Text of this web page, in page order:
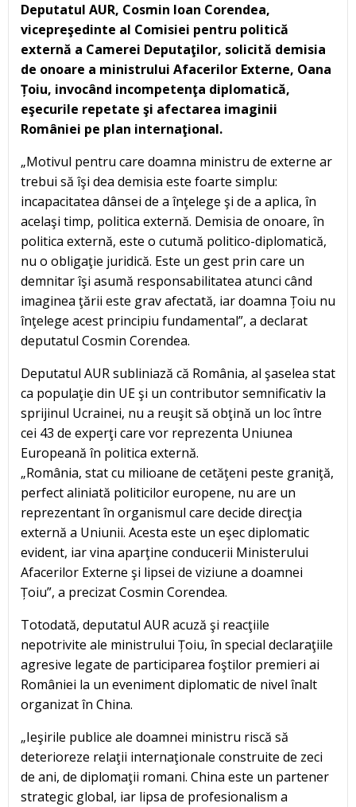
Deputatul AUR, Cosmin Ioan Corendea,
vicepreşedinte al Comisiei pentru politică
externă a Camerei Deputaţilor, solicită demisia
de onoare a ministrului Afacerilor Externe, Oana
Țoiu, invocând incompetenţa diplomatică,
eşecurile repetate şi afectarea imaginii
României pe plan internaţional.
„Motivul pentru care doamna ministru de externe ar
trebui să îşi dea demisia este foarte simplu:
incapacitatea dânsei de a înţelege şi de a aplica, în
acelaşi timp, politica externă. Demisia de onoare, în
politica externă, este o cutumă politico-diplomatică,
nu o obligaţie juridică. Este un gest prin care un
demnitar îşi asumă responsabilitatea atunci când
imaginea ţării este grav afectată, iar doamna Țoiu nu
înţelege acest principiu fundamental”, a declarat
deputatul Cosmin Corendea.
Deputatul AUR subliniază că România, al şaselea stat
ca populaţie din UE şi un contributor semnificativ la
sprijinul Ucrainei, nu a reuşit să obţină un loc între
cei 43 de experţi care vor reprezenta Uniunea
Europeană în politica externă.
„România, stat cu milioane de cetăţeni peste graniţă,
perfect aliniată politicilor europene, nu are un
reprezentant în organismul care decide direcţia
externă a Uniunii. Acesta este un eşec diplomatic
evident, iar vina aparţine conducerii Ministerului
Afacerilor Externe şi lipsei de viziune a doamnei
Țoiu”, a precizat Cosmin Corendea.
Totodată, deputatul AUR acuză şi reacţiile
nepotrivite ale ministrului Țoiu, în special declaraţiile
agresive legate de participarea foştilor premieri ai
României la un eveniment diplomatic de nivel înalt
organizat în China.
„Ieşirile publice ale doamnei ministru riscă să
deterioreze relaţii internaţionale construite de zeci
de ani, de diplomaţii romani. China este un partener
strategic global, iar lipsa de profesionalism a